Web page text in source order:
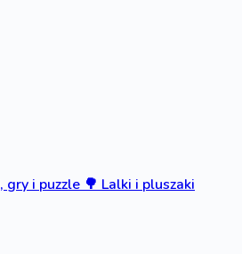
gry i puzzle 🌳 Lalki i pluszaki